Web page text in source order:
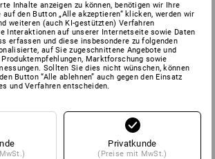
SERVICE 0 60 50 / 97 10 12
Inhalte anzeigen zu können, benötigen wir Ihre
auf den Button „Alle akzeptieren“ klicken, werden wir
weiteren (auch KI-gestützten) Verfahren
Interaktionen auf unserer Internetseite sowie Daten
erfassen und diese insbesondere zu folgenden
auf Sie zugeschnittene Angebote und
Produktempfehlungen, Marktforschung sowie
Sollten Sie dies nicht wünschen, können
Button “Alle ablehnen” auch gegen den Einsatz
und Verfahren entscheiden.
Privatkunde
(Preise mit MwSt.)